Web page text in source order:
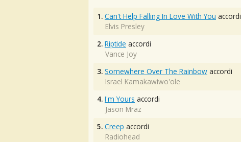
1. Can't Help Falling In Love With You accordi
Elvis Presley
2. Riptide accordi
Vance Joy
3. Somewhere Over The Rainbow accordi
Israel Kamakawiwo'ole
4. I'm Yours accordi
Jason Mraz
5. Creep accordi
Radiohead